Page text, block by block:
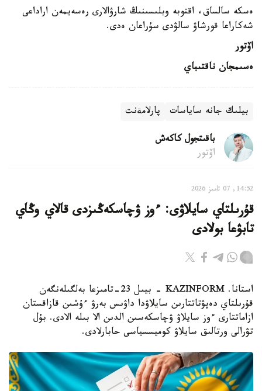
ەسكە سالساق، اقتوبە وبلىسىنىڭ شارۋالارى رەسەيمەن اراداعى
شەكاراعا قورشاۋ سالۋدى سۇراعان ەدى.
اۆتور
ەسىمجان ناقتىباي
بيلىك جانە ساياسات پارلامةنت
باقىتجول كاكەش
اۆتور
14:52, 07 تامىز 2026
قۇرىلتاي سايلاۋى: ءوز ۋچاسكەڭىزدى قالاي وڭاي
تابۋعا بولادى
استانا. KAZINFORM - بيىل 23-تامىزعا بەلگىلەنگەن
قۇرىلتاي دەپۋتاتتارىن سايلاۋدا داۋىس بەرۋ ءۇشىن قازاقستان
ازاماتتارى ءوز سايلاۋ ۋچاسكەسىن الدىن الا بىلە الادى. بۇل
تۋرالى ورتالىق سايلاۋ كوميسسياسى حابارلادى.